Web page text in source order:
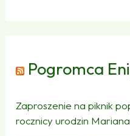
Pogromca
Zaproszenie na piknik
rocznicy urodzin